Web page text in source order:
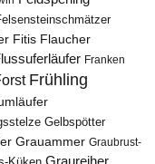
Fitis Flaucher
Franken
Frühling
Gelbspötter
Grauammer Graubrust-
Graureiher